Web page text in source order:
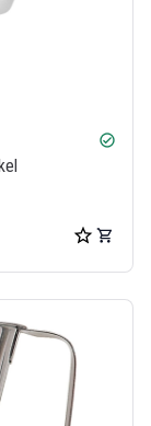
check_circle